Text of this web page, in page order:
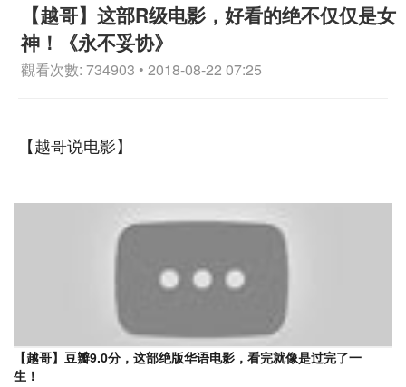
【越哥】这部R级电影，好看的绝不仅仅是女
神！《永不妥协》
觀看次數: 734903 • 2018-08-22 07:25
【越哥说电影】
【越哥】豆瓣9.0分，这部绝版华语电影，看完就像是过完了一
生！